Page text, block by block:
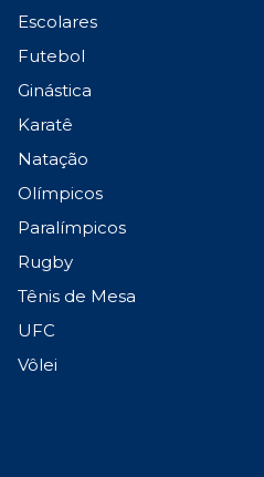
Escolares
Futebol
Ginástica
Karatê
Natação
Olímpicos
Paralímpicos
Rugby
Tênis de Mesa
UFC
Vôlei